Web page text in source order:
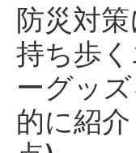
防災対
持ち歩
ーグッ
的に紹